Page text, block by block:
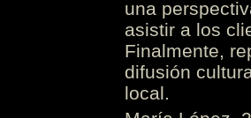
una
asistir a los
Finalmente,
difusión
local.